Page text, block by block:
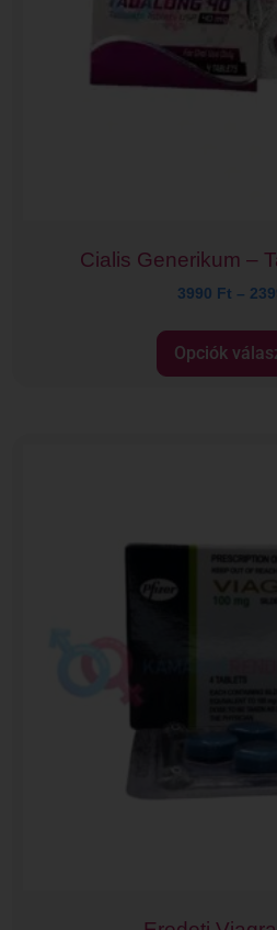
Cialis Generikum –
3990 Ft –
Opciók